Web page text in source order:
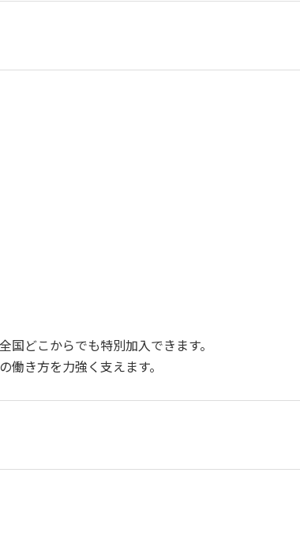
どこからでも特別加入できます。
き方を力強く支えます。